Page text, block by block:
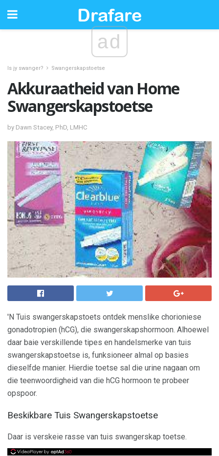
ad
Is jy swanger? Swangerskapstoetse
Akkuraatheid van Home
Swangerskapstoetse
by Dawn Stacey, PhD, LMHC
'N Tuis swangerskapstoets ontdek menslike chorioniese
gonadotropien (hCG), die swangerskapshormoon. Alhoewel
daar baie verskillende tipes en handelsmerke van tuis
swangerskapstoetse is, funksioneer almal op basies
dieselfde manier. Hierdie toetse sal die urine nagaan om
die teenwoordigheid van die hCG hormoon te probeer
opspoor.
Beskikbare Tuis Swangerskapstoetse
Daar is verskeie rasse van tuis swangerskap toetse.